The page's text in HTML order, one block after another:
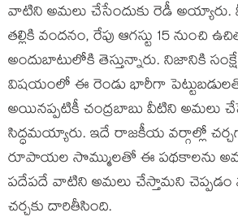
వాటిని అమలు చేసేందుకు రెడీ అయ్యారు.
తల్లికి వందనం, రేపు ఆగస్టు 15 నుంచి
అందుబాటులోకి తెస్తున్నారు. నిజానికి
విషయంలో ఈ రెండు భారీగా
అయినప్పటికీ చంద్రబాబు వీటిని అమలు
సిద్ధమయ్యారు. ఇదే రాజకీయ వర్గాల్లో
రూపాయల సొమ్ములతో ఈ పథకాలను
పదేపదే వాటిని అమలు చేస్తామని
చర్చకు దారితీసింది.